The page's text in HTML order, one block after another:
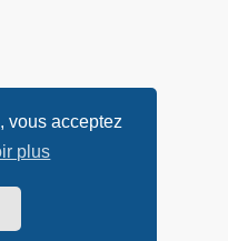
vous acceptez
plus